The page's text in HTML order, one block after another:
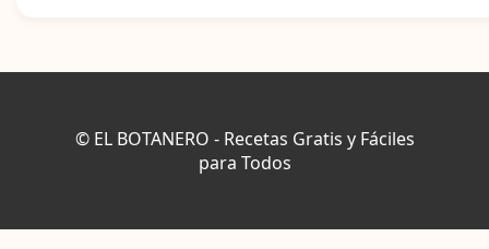
© EL BOTANERO - Recetas Gratis y Fáciles
para Todos